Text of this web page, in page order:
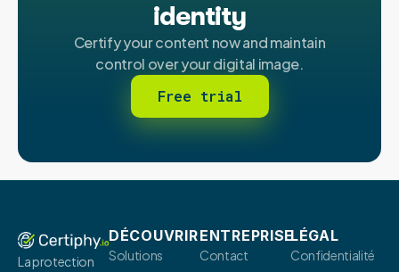
identity
Certify your content now and maintain
control over your digital image.
Free trial
La protection
DÉCOUVRIR
Solutions
ENTREPRISE
Contact
LÉGAL
Confidentialité